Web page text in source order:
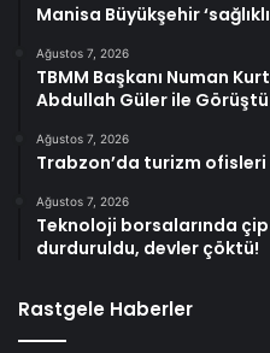
Manisa Büyükşehir
Ağustos 7, 2026
TBMM Başkanı Numan
Abdullah Güler ile Görüştü
Ağustos 7, 2026
Trabzon’da turizm
Ağustos 7, 2026
Teknoloji borsalarında
durduruldu, devler çöktü!
Rastgele Haberler